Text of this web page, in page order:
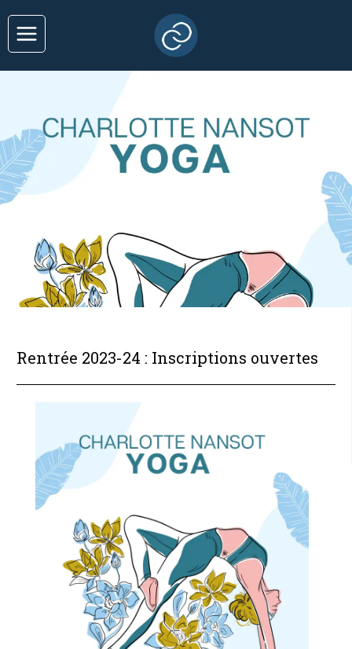
Rentrée 2023-24 : Inscriptions ouvertes